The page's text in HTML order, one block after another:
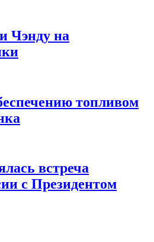
Чэнду на
топливом
встреча
с Президентом